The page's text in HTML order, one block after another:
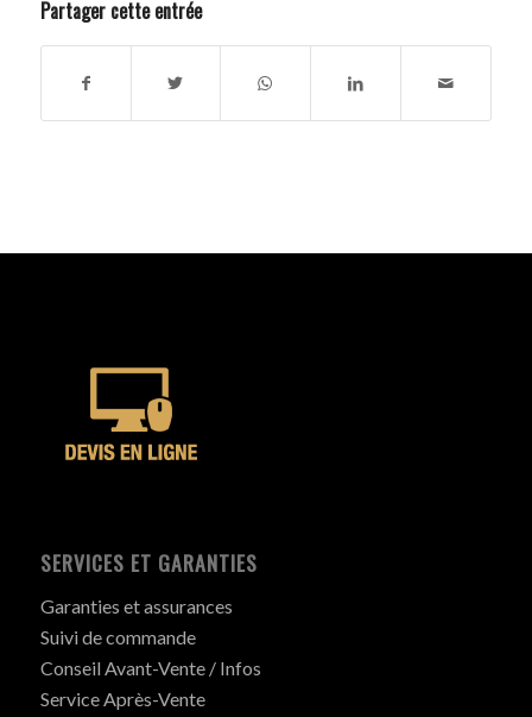
Partager cette entrée
SERVICES ET GARANTIES
Garanties et assurances
Suivi de commande
Conseil Avant-Vente / Infos
Service Après-Vente